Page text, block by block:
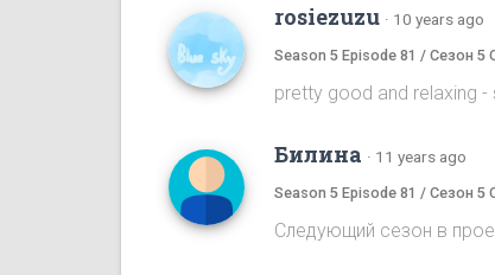
rosiezuzu · 10 years ago
Season 5 Episode 81 / Сезон 5
pretty good and relaxing -
Билина · 11 years ago
Season 5 Episode 81 / Сезон 5
Следующий сезон в